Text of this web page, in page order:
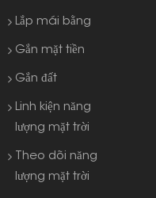
Lắp mái bằng
Gắn mặt tiền
Gắn đất
Linh kiện năng
lượng mặt trời
Theo dõi năng
lượng mặt trời